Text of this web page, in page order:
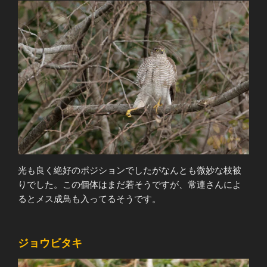
光も良く絶好のポジションでしたがなんとも微妙な枝被
りでした。この個体はまだ若そうですが、常連さんによ
るとメス成鳥も入ってるそうです。
ジョウビタキ